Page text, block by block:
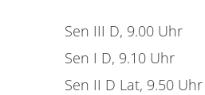
Sen III D, 9.00 Uhr
Sen I D, 9.10 Uhr
Sen II D Lat, 9.50 Uhr